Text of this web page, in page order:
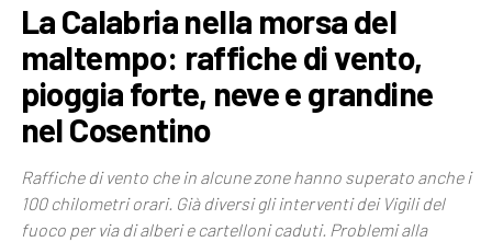
La Calabria nella morsa del
maltempo: raffiche di vento,
pioggia forte, neve e grandine
nel Cosentino
Raffiche di vento che in alcune zone hanno superato anche i
100 chilometri orari. Già diversi gli interventi dei Vigili del
fuoco per via di alberi e cartelloni caduti. Problemi alla